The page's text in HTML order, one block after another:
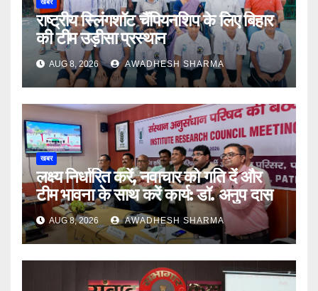
खबर
राष्ट्रीय स्लिंगशॉट चैंपियनशिप के लिए बिहार
की टीम उड़ीसा प्रस्थान
AUG 8, 2026 AWADHESH SHARMA
खबर
लक्ष्य निर्धारित करें, नवाचार को गति दें और
टीम भावना के साथ करें कार्य: डॉ. अनुप दास
AUG 8, 2026 AWADHESH SHARMA